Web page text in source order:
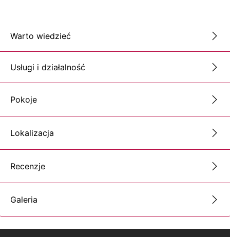
Warto wiedzieć
Usługi i działalność
Pokoje
Lokalizacja
Recenzje
Galeria